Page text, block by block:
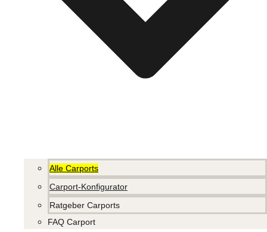
Alle Carports
Carport-Konfigurator
Ratgeber Carports
FAQ Carport